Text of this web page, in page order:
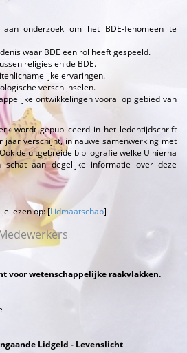
onderzoek om het BDE-fenomeen te
waar BDE een rol heeft gespeeld.
religies en de BDE.
ervaringen.
verschijnselen.
ontwikkelingen vooral op gebied van
wordt gepubliceerd in het ledentijdschrift
jaar verschijnt, in nauwe samenwerking met
de uitgebreide bibliografie welke U hierna
schat aan degelijke informatie over deze
lezen op: [Lidmaatschap]
voor wetenschappelijke raakvlakken.
Lidgeld - Levenslicht